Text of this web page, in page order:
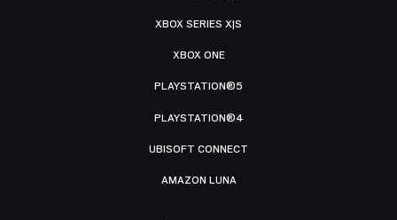
XBOX SERIES X|S
XBOX ONE
PLAYSTATION®5
PLAYSTATION®4
UBISOFT CONNECT
AMAZON LUNA